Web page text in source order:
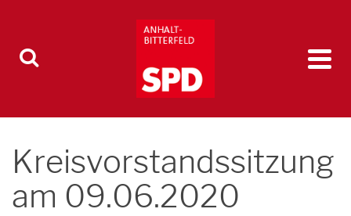
Kreisvorstandssitzung
am 09.06.2020